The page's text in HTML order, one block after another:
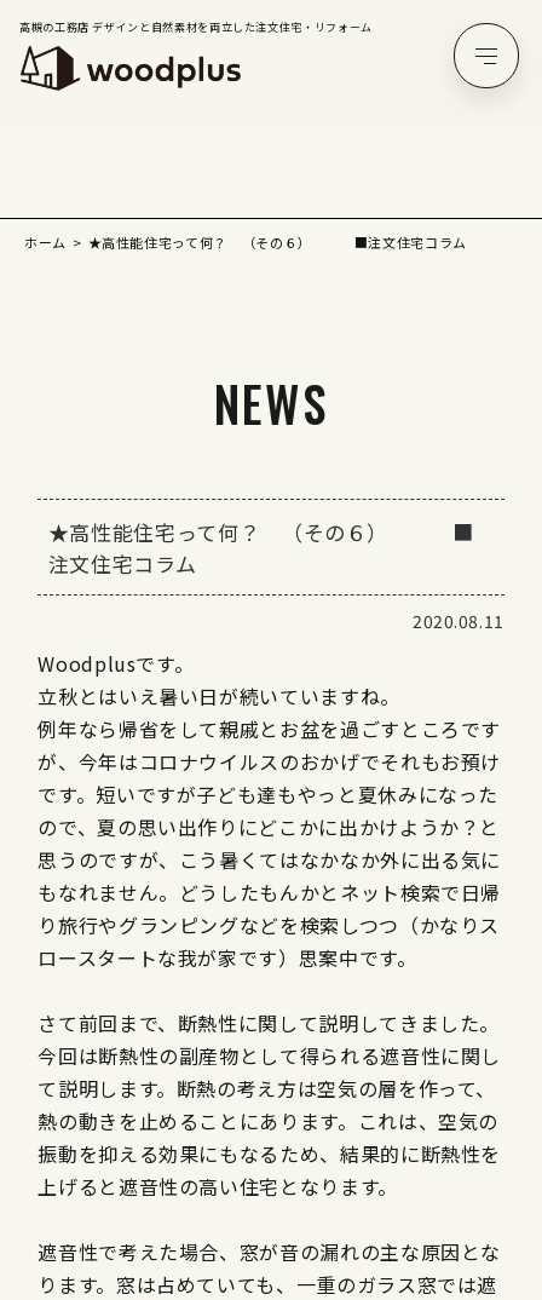
高槻の工務店 デザインと自然素材を両立した注文住宅・リフォーム
ホーム ★高性能住宅って何？ （その６） ■注文住宅コラム
NEWS
★高性能住宅って何？ （その６） ■
注文住宅コラム
2020.08.11
Woodplusです。
立秋とはいえ暑い日が続いていますね。
例年なら帰省をして親戚とお盆を過ごすところです
が、今年はコロナウイルスのおかげでそれもお預け
です。短いですが子ども達もやっと夏休みになった
ので、夏の思い出作りにどこかに出かけようか？と
思うのですが、こう暑くてはなかなか外に出る気に
もなれません。どうしたもんかとネット検索で日帰
り旅行やグランピングなどを検索しつつ（かなりス
ロースタートな我が家です）思案中です。
さて前回まで、断熱性に関して説明してきました。
今回は断熱性の副産物として得られる遮音性に関し
て説明します。断熱の考え方は空気の層を作って、
熱の動きを止めることにあります。これは、空気の
振動を抑える効果にもなるため、結果的に断熱性を
上げると遮音性の高い住宅となります。
遮音性で考えた場合、窓が音の漏れの主な原因とな
ります。窓は占めていても、一重のガラス窓では遮